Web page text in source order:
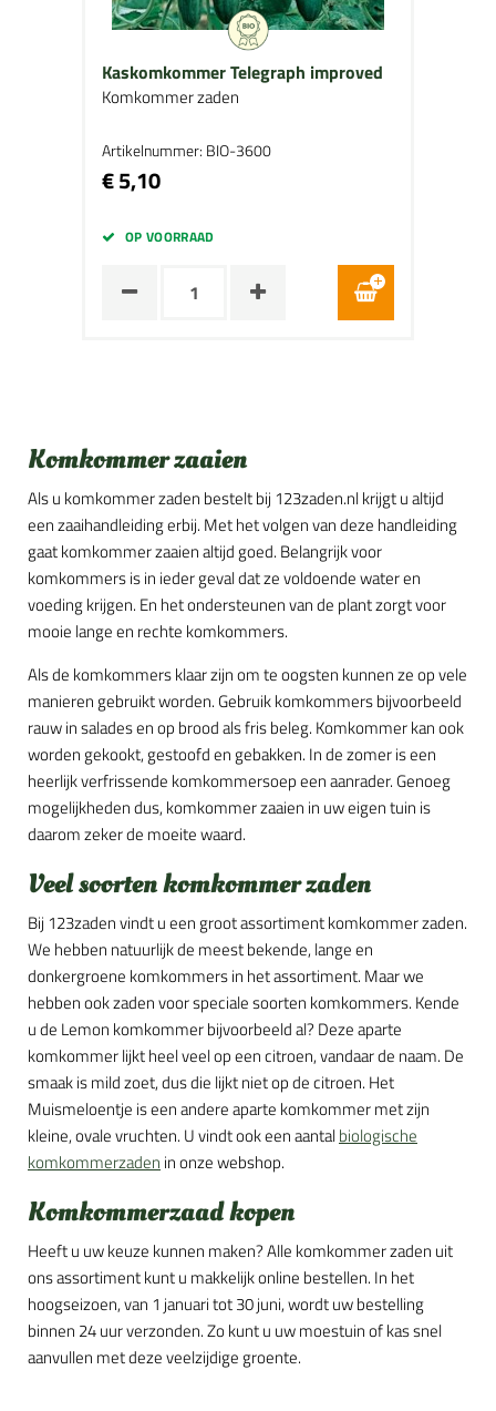
Kaskomkommer Telegraph improved
Komkommer zaden
Artikelnummer: BIO-3600
€ 5,10
OP VOORRAAD
Komkommer zaaien
Als u komkommer zaden bestelt bij 123zaden.nl krijgt u altijd
een zaaihandleiding erbij. Met het volgen van deze handleiding
gaat komkommer zaaien altijd goed. Belangrijk voor
komkommers is in ieder geval dat ze voldoende water en
voeding krijgen. En het ondersteunen van de plant zorgt voor
mooie lange en rechte komkommers.
Als de komkommers klaar zijn om te oogsten kunnen ze op vele
manieren gebruikt worden. Gebruik komkommers bijvoorbeeld
rauw in salades en op brood als fris beleg. Komkommer kan ook
worden gekookt, gestoofd en gebakken. In de zomer is een
heerlijk verfrissende komkommersoep een aanrader. Genoeg
mogelijkheden dus, komkommer zaaien in uw eigen tuin is
daarom zeker de moeite waard.
Veel soorten komkommer zaden
Bij 123zaden vindt u een groot assortiment komkommer zaden.
We hebben natuurlijk de meest bekende, lange en
donkergroene komkommers in het assortiment. Maar we
hebben ook zaden voor speciale soorten komkommers. Kende
u de Lemon komkommer bijvoorbeeld al? Deze aparte
komkommer lijkt heel veel op een citroen, vandaar de naam. De
smaak is mild zoet, dus die lijkt niet op de citroen. Het
Muismeloentje is een andere aparte komkommer met zijn
kleine, ovale vruchten. U vindt ook een aantalbiologische
komkommerzaden in onze webshop.
Komkommerzaad kopen
Heeft u uw keuze kunnen maken? Alle komkommer zaden uit
ons assortiment kunt u makkelijk online bestellen. In het
hoogseizoen, van 1 januari tot 30 juni, wordt uw bestelling
binnen 24 uur verzonden. Zo kunt u uw moestuin of kas snel
aanvullen met deze veelzijdige groente.